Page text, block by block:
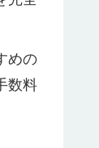
めの
数料